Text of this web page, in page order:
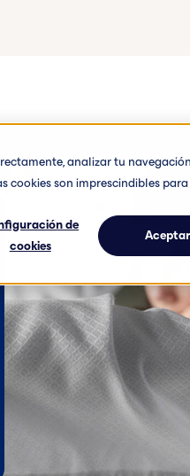
analizar tu
cookies son imprescindibles
de
cookies
Aceptar